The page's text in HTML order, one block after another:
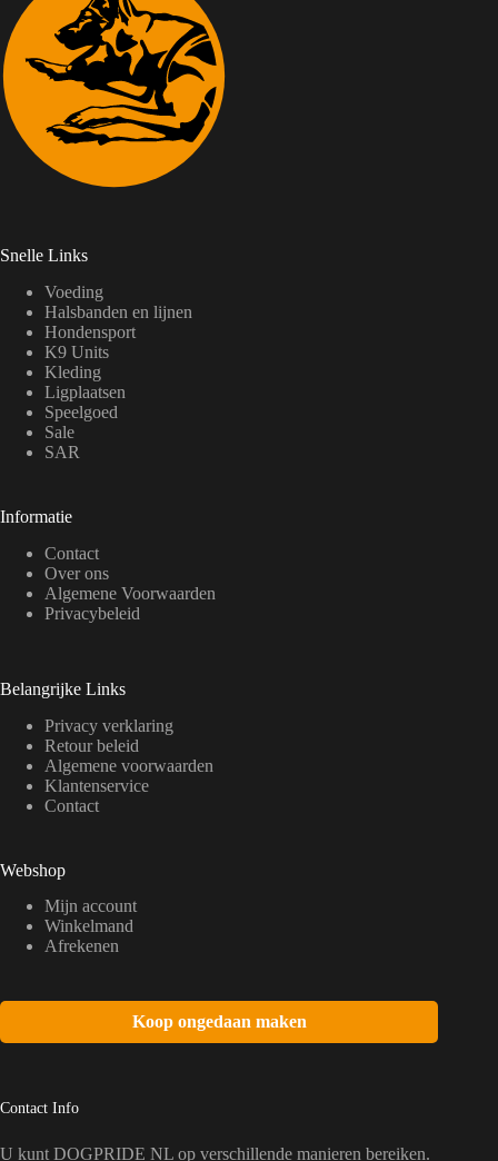
Snelle Links
Voeding
Halsbanden en lijnen
Hondensport
K9 Units
Kleding
Ligplaatsen
Speelgoed
Sale
SAR
Informatie
Contact
Over ons
Algemene Voorwaarden
Privacybeleid
Belangrijke Links
Privacy verklaring
Retour beleid
Algemene voorwaarden
Klantenservice
Contact
Webshop
Mijn account
Winkelmand
Afrekenen
Koop ongedaan maken
Contact Info
U kunt DOGPRIDE NL op verschillende manieren bereiken.